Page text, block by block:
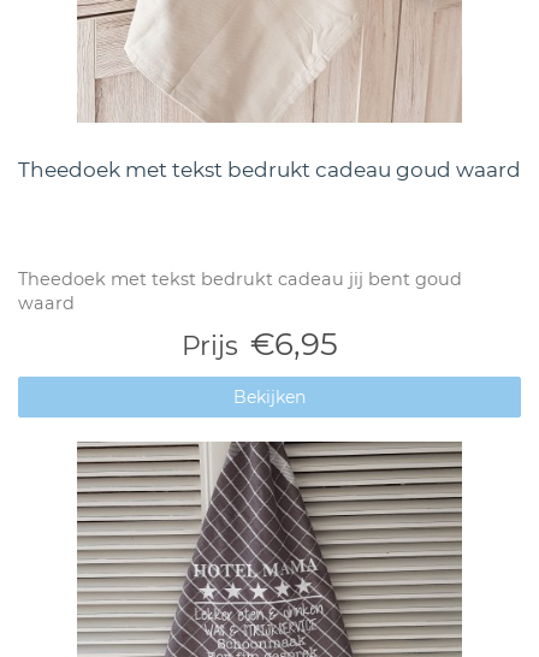
Theedoek met tekst bedrukt cadeau goud waard
Theedoek met tekst bedrukt cadeau jij bent goud
waard
Prijs €6,95
Bekijken